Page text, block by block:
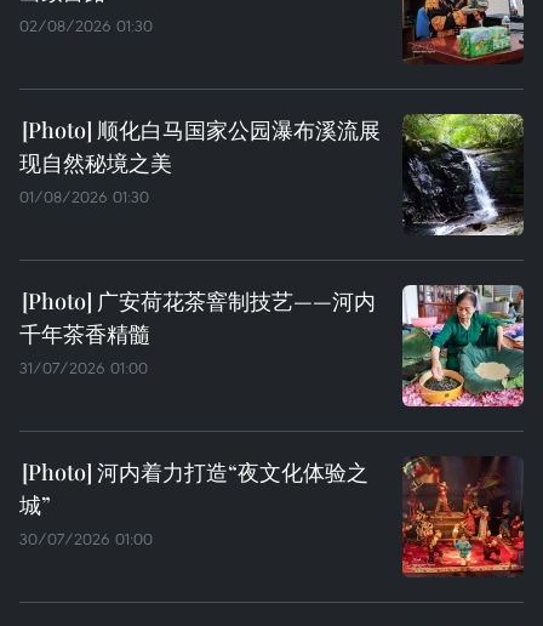
02/08/2026 01:30
顺化白马国家公园瀑布溪流展
现自然秘境之美
01/08/2026 01:30
广安荷花茶窨制技艺——河内
千年茶香精髓
31/07/2026 01:00
河内着力打造“夜文化体验之
城”
30/07/2026 01:00